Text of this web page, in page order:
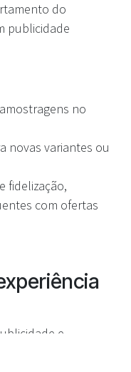
do
publicidade
no
novas variantes ou
fidelização,
com ofertas
e